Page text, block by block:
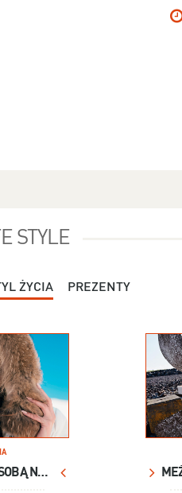
STYLE
ŻYCIA PREZENTY
CO ZABRAĆ ZE SOBĄ NA NARTY?